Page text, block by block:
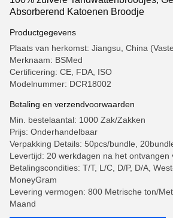
Absorberend Katoenen Broodje
Productgegevens
Plaats van herkomst: Jiangsu, China
Merknaam: BSMed
Certificering: CE, FDA, ISO
Modelnummer: DCR18002
Betaling en verzendvoorwaarden
Min. bestelaantal: 1000 Zak/Zakken
Prijs: Onderhandelbaar
Verpakking Details: 50pcs/bundle,
Levertijd: 20 werkdagen na het ontvangen
Betalingscondities: T/T, L/C, D/P, D/A,
MoneyGram
Levering vermogen: 800 Metrische ton/
Maand